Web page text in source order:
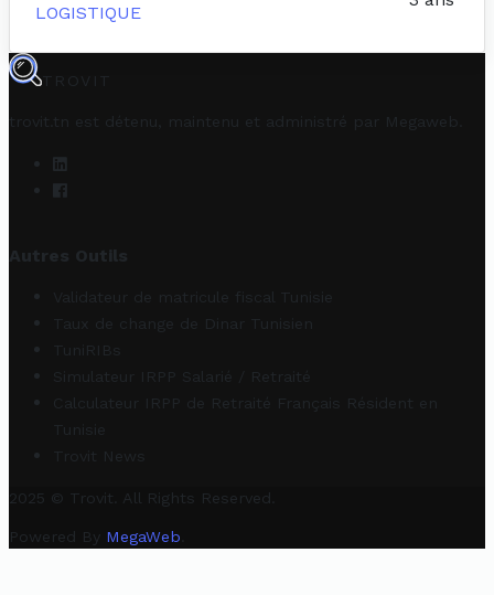
LOGISTIQUE
TROVIT
trovit.tn est détenu, maintenu et administré par Megaweb
Autres Outils
Validateur de matricule fiscal Tunisie
Taux de change de Dinar Tunisien
TuniRIBs
Simulateur IRPP Salarié / Retraité
Calculateur IRPP de Retraité Français Résident en
Tunisie
Trovit News
2025 © Trovit. All Rights Reserved.
Powered By MegaWeb